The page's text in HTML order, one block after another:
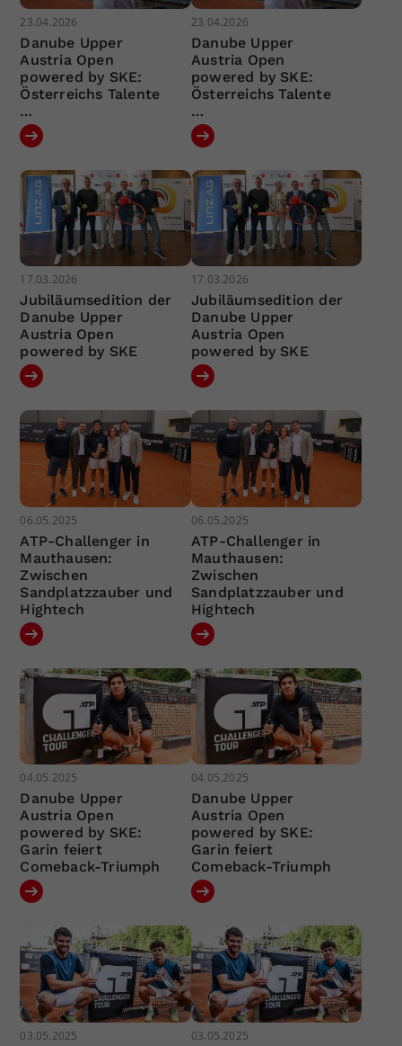
23.04.2026
Danube Upper
Austria Open
powered by SKE:
Österreichs Talente
…
23.04.2026
Danube Upper
Austria Open
powered by SKE:
Österreichs Talente
…
17.03.2026
Jubiläumsedition der
Danube Upper
Austria Open
powered by SKE
17.03.2026
Jubiläumsedition der
Danube Upper
Austria Open
powered by SKE
06.05.2025
ATP-Challenger in
Mauthausen:
Zwischen
Sandplatzzauber und
Hightech
06.05.2025
ATP-Challenger in
Mauthausen:
Zwischen
Sandplatzzauber und
Hightech
04.05.2025
Danube Upper
Austria Open
powered by SKE:
Garin feiert
Comeback-Triumph
04.05.2025
Danube Upper
Austria Open
powered by SKE:
Garin feiert
Comeback-Triumph
03.05.2025 03.05.2025